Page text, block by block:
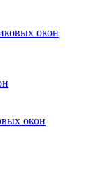
окон
окон